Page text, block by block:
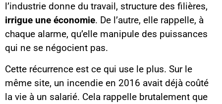
l’industrie donne du travail, structure des filières,
irrigue une économie. De l’autre, elle rappelle, à
chaque alarme, qu’elle manipule des puissances
qui ne se négocient pas.
Cette récurrence est ce qui use le plus. Sur le
même site, un incendie en 2016 avait déjà coûté
la vie à un salarié. Cela rappelle brutalement que